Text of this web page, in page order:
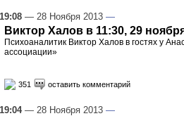
19:08 — 28 Ноября 2013 —
Виктор Халов в 11:30, 29
Психоаналитик Виктор Халов в гостях у
ассоциации»
351 оставить комментарий
19:04— 28 Ноября 2013 —